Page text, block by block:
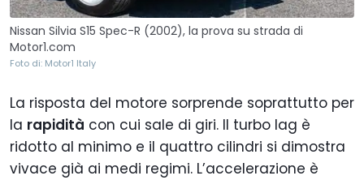
Nissan Silvia S15 Spec-R (2002), la prova su strada di
Motor1.com
Foto di: Motor1 Italy
La risposta del motore sorprende soprattutto per
la rapidità con cui sale di giri. Il turbo lag è
ridotto al minimo e il quattro cilindri si dimostra
vivace già ai medi regimi. L’accelerazione è